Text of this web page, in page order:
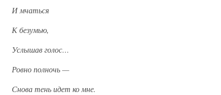
И мчаться
К безумью,
Услышав голос…
Ровно полночь —
Снова тень идет ко мне.